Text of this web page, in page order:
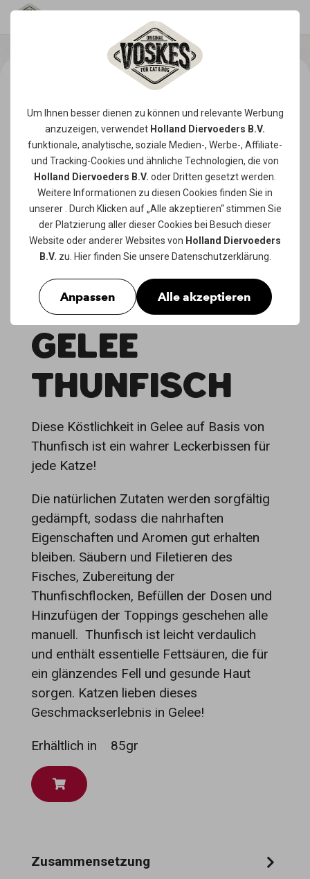
Um Ihnen besser dienen zu können und relevante Werbung
anzuzeigen, verwendet Holland Diervoeders B.V.
funktionale, analytische, soziale Medien-, Werbe-, Affiliate-
und Tracking-Cookies und ähnliche Technologien, die von
Holland Diervoeders B.V. oder Dritten gesetzt werden.
Weitere Informationen zu diesen Cookies finden Sie in
unserer
. Durch Klicken auf „Alle akzeptieren“ stimmen Sie
der Platzierung aller dieser Cookies bei Besuch dieser
Website oder anderer Websites von Holland Diervoeders
B.V. zu. Hier finden Sie unsere Datenschutzerklärung
Anpassen Alle akzeptieren
GELEE
THUNFISCH
Diese Köstlichkeit in Gelee auf Basis von
Thunfisch ist ein wahrer Leckerbissen für
jede Katze!
Die natürlichen Zutaten werden sorgfältig
gedämpft, sodass die nahrhaften
Eigenschaften und Aromen gut erhalten
bleiben. Säubern und Filetieren des
Fisches, Zubereitung der
Thunfischflocken, Befüllen der Dosen und
Hinzufügen der Toppings geschehen alle
manuell. Thunfisch ist leicht verdaulich
und enthält essentielle Fettsäuren, die für
ein glänzendes Fell und gesunde Haut
sorgen. Katzen lieben dieses
Geschmackserlebnis in Gelee!
Erhältlich in 85gr
Zusammensetzung